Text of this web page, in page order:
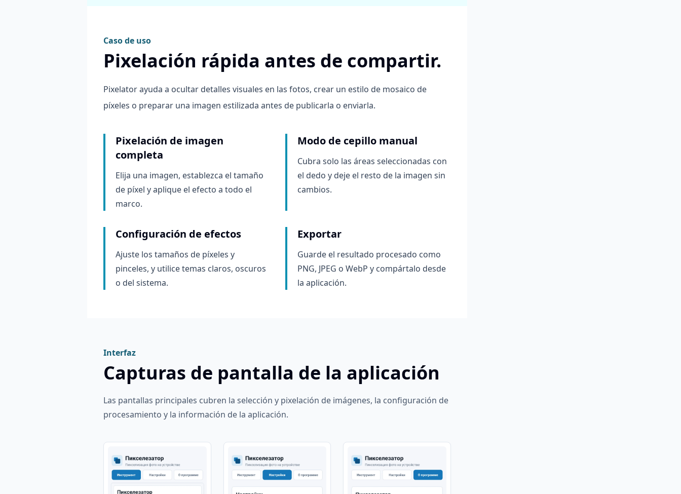
Caso de uso
Pixelación rápida antes de compartir.
Pixelator ayuda a ocultar detalles visuales en las fotos, crear un estilo de mosaico de
píxeles o preparar una imagen estilizada antes de publicarla o enviarla.
Pixelación de imagen
completa
Elija una imagen, establezca el tamaño
de píxel y aplique el efecto a todo el
marco.
Modo de cepillo manual
Cubra solo las áreas seleccionadas con
el dedo y deje el resto de la imagen sin
cambios.
Configuración de efectos
Ajuste los tamaños de píxeles y
pinceles, y utilice temas claros, oscuros
o del sistema.
Exportar
Guarde el resultado procesado como
PNG, JPEG o WebP y compártalo desde
la aplicación.
Interfaz
Capturas de pantalla de la aplicación
Las pantallas principales cubren la selección y pixelación de imágenes, la configuración de
procesamiento y la información de la aplicación.